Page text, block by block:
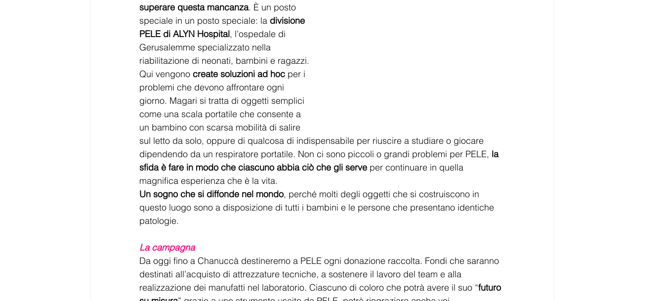
superare questa mancanza. È un posto
speciale in un posto speciale: la divisione
PELE di ALYN Hospital, l’ospedale di
Gerusalemme specializzato nella
riabilitazione di neonati, bambini e ragazzi.
Qui vengono create soluzioni ad hoc per i
problemi che devono affrontare ogni
giorno. Magari si tratta di oggetti semplici
come una scala portatile che consente a
un bambino con scarsa mobilità di salire
sul letto da solo, oppure di qualcosa di indispensabile per riuscire a studiare o giocare
dipendendo da un respiratore portatile. Non ci sono piccoli o grandi problemi per PELE, la
sfida è fare in modo che ciascuno abbia ciò che gli serve per continuare in quella
magnifica esperienza che è la vita.
Un sogno che si diffonde nel mondo, perché molti degli oggetti che si costruiscono in
questo luogo sono a disposizione di tutti i bambini e le persone che presentano identiche
patologie.
La campagna
Da oggi fino a Chanuccà destineremo a PELE ogni donazione raccolta. Fondi che saranno
destinati all’acquisto di attrezzature tecniche, a sostenere il lavoro del team e alla
realizzazione dei manufatti nel laboratorio. Ciascuno di coloro che potrà avere il suo “futuro